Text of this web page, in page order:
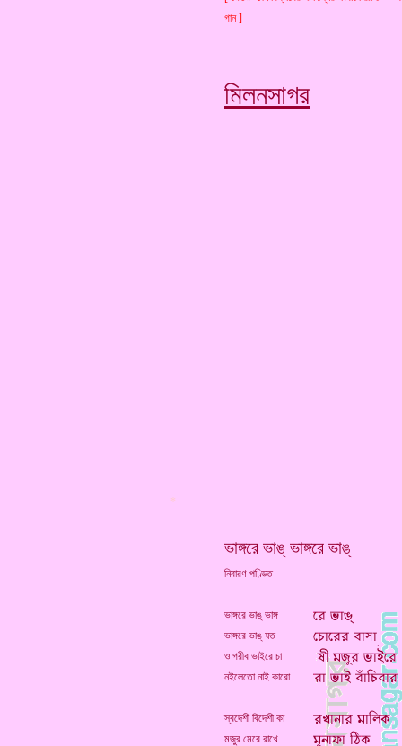
গান ]
মিলনসাগর
ভাঙ্গরে ভাঙ্ ভাঙ্গরে ভাঙ্
নিবারণ পণ্ডিত
ভাঙ্গরে ভাঙ্ ভাঙ্গ
ভাঙ্গরে ভাঙ্ যত
ও গরীব ভাইরে চা
নইলেতো নাই কারো
স্বদেশী বিদেশী কা
মজুর মেরে রাখে
*